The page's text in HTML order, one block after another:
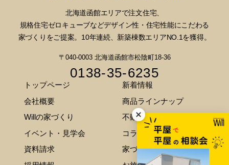
北海道函館エリアで注文住宅、
規格住宅ゼロキューブなどデザイン性・ 住宅性能にこだわる
家づくりをご提案。10年連続、新築棟数エリアNO.1を獲得。
〒040-0003 北海道函館市松陰町18-36
0138-35-6235
トップページ
会社概要
Willの家づくり
イベント・見学会
資料請求
新着情報
商品ラインナップ
不動産情報
コラム
家づくりのご相談